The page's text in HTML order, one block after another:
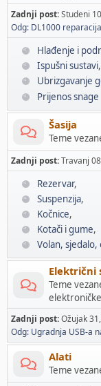
Zadnji post:Studeni
Odg: DL1000
Hlađenje i
Ispušni sustavi
Ubrizgavanje
Prijenos snage
Šasija
Teme
Zadnji post:Travanj
Rezervar
Suspenzija
Kočnice
Kotači i gume
Volan,
Električni
Teme
Zadnji post:Ožujak
Odg: Ugradnja USB-a
Alati
Teme